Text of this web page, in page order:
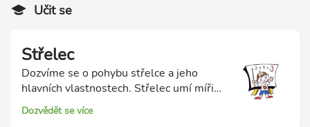
Učit se
Střelec
Dozvíme se o pohybu střelce a jeho
hlavních vlastnostech. Střelec umí mířit
daleko, je mistr šikmého pohybu po
diagonálách! Ale chodí pouze po jedné
Dozvědět se více